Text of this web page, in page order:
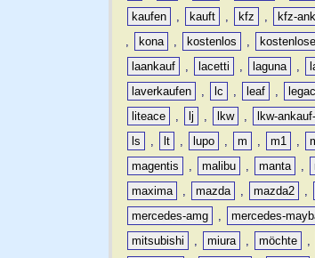
kaufen
, kauft , kfz , kfz-
,
kona , kostenlos , kostenlose
laankauf
, lacetti , laguna ,
laverkaufen
, lc , leaf ,
liteace
, lj , lkw , lkw-
ls
, lt , lupo , m , m1 ,
magentis
, malibu , manta ,
maxima
, mazda , mazda2 ,
mercedes-amg
, mercedes-
mitsubishi
, miura , möchte ,